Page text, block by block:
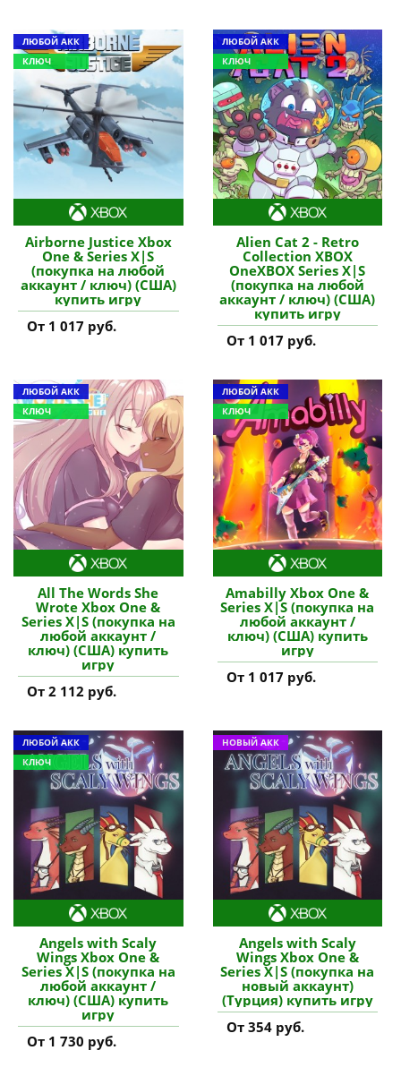
ЛЮБОЙ АКК
КЛЮЧ
Airborne Justice Xbox
One & Series X|S
(покупка на любой
аккаунт / ключ) (США)
купить игру
От 1 017 руб.
ЛЮБОЙ АКК
КЛЮЧ
Alien Cat 2 - Retro
Collection XBOX
OneXBOX Series X|S
(покупка на любой
аккаунт / ключ) (США)
купить игру
От 1 017 руб.
ЛЮБОЙ АКК
КЛЮЧ
All The Words She
Wrote Xbox One &
Series X|S (покупка на
любой аккаунт /
ключ) (США) купить
игру
От 2 112 руб.
ЛЮБОЙ АКК
КЛЮЧ
Amabilly Xbox One &
Series X|S (покупка на
любой аккаунт /
ключ) (США) купить
игру
От 1 017 руб.
ЛЮБОЙ АКК
КЛЮЧ
Angels with Scaly
Wings Xbox One &
Series X|S (покупка на
любой аккаунт /
ключ) (США) купить
игру
От 1 730 руб.
НОВЫЙ АКК
Angels with Scaly
Wings Xbox One &
Series X|S (покупка на
новый аккаунт)
(Турция) купить игру
От 354 руб.